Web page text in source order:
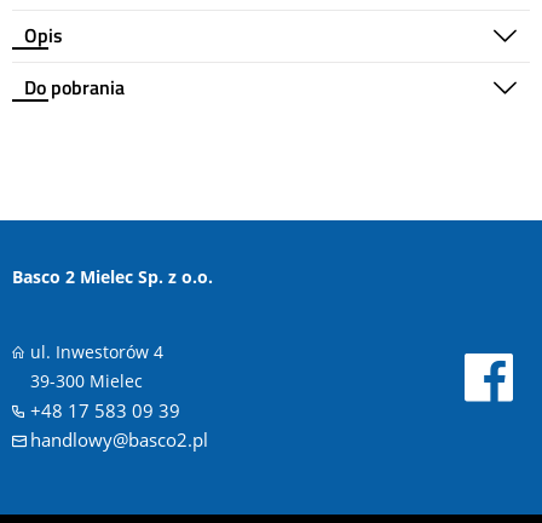
Opis
Do pobrania
Basco 2 Mielec Sp. z o.o.
ul. Inwestorów 4
39-300 Mielec
+48 17 583 09 39
handlowy@basco2.pl